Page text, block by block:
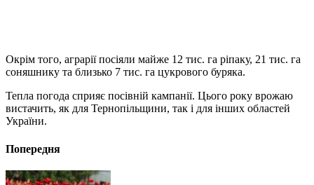
Окрім того, аграрії посіяли майже 12 тис. га ріпаку, 21 тис. га
соняшнику та близько 7 тис. га цукрового буряка.
Тепла погода сприяє посівній кампанії. Цього року врожаю
вистачить, як для Тернопільщини, так і для інших областей
України.
Попередня